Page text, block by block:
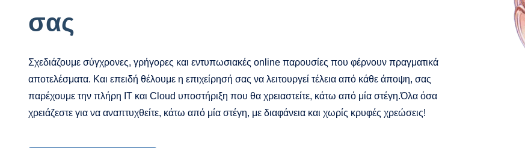
σας
Σχεδιάζουμε σύγχρονες, γρήγορες και εντυπωσιακές online παρουσίες που φέρνουν πραγματικά
αποτελέσματα. Και επειδή θέλουμε η επιχείρησή σας να λειτουργεί τέλεια από κάθε άποψη, σας
παρέχουμε την πλήρη IT και Cloud υποστήριξη που θα χρειαστείτε, κάτω από μία στέγη.Όλα όσα
χρειάζεστε για να αναπτυχθείτε, κάτω από μία στέγη, με διαφάνεια και χωρίς κρυφές χρεώσεις!